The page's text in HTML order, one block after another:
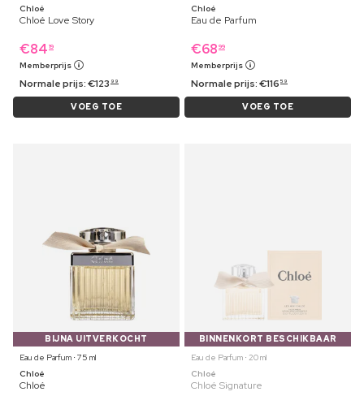
Chloé
Chloé Love Story
€84 19
Memberprijs
Normale prijs:€123 99
VOEG TOE
Chloé
Eau de Parfum
€68 99
Memberprijs
Normale prijs:€116 59
VOEG TOE
BIJNA UITVERKOCHT
Eau de Parfum ⋅ 75 ml
Chloé
Chloé
BINNENKORT BESCHIKBAAR
Eau de Parfum ⋅ 20 ml
Chloé
Chloé Signature